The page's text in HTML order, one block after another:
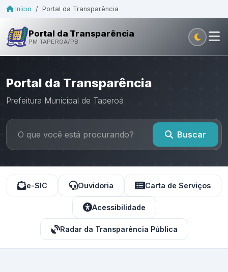
Início / Portal da Transparência
Portal da Transparência
PM TAPEROÁ/PB
Portal da Transparência
Prefeitura Municipal de Taperoá
Buscar
e-SIC Ouvidoria Carta de Serviços
Acessibilidade
Radar da Transparência Pública